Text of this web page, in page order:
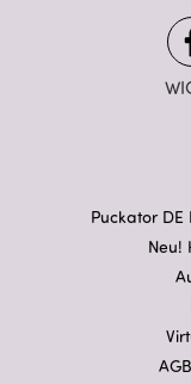
Puckator
Neu!